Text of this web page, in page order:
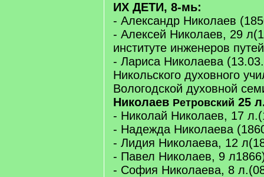
ИХ ДЕТИ, 8-мь:
- Александр Николаев
- Алексей Николаев, 29
институте инженеров
- Лариса Николаева
Никольского духовного
Вологодской духовной
Николаев Ретровский 25
- Николай Николаев, 17
- Надежда Николаева
- Лидия Николаева, 12
- Павел Николаев, 9
- София Николаева, 8